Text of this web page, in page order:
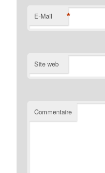
E-Mail *
Site web
Commentaire